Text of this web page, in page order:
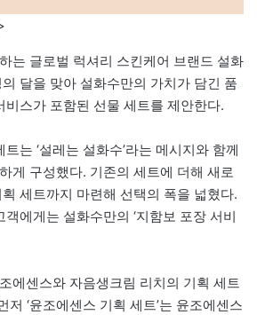
는 글로벌 럭셔리 스킨케어 브랜드 설화
달을 맞아 설화수만의 가치가 담긴 품
비스가 포함된 선물 세트를 제안한다.
는 ‘설레는 설화수’라는 메시지와 함께
게 구성했다. 기존의 세트에 더해 새로
세트까지 마련해 선택의 폭을 넓혔다.
에게는 설화수만의 ‘지함보 포장 서비
에센스와 자음생크림 리치의 기획 세트
저 ‘윤조에센스 기획 세트’는 윤조에센스